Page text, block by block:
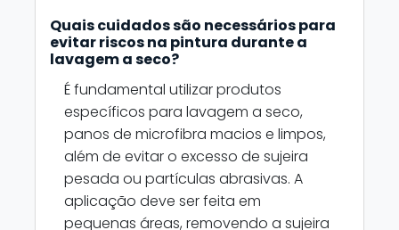
Quais cuidados são necessários para
evitar riscos na pintura durante a
lavagem a seco?
É fundamental utilizar produtos
específicos para lavagem a seco,
panos de microfibra macios e limpos,
além de evitar o excesso de sujeira
pesada ou partículas abrasivas. A
aplicação deve ser feita em
pequenas áreas, removendo a sujeira